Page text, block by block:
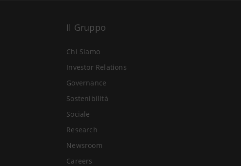
Il Gruppo
Chi Siamo
Investor Relations
Governance
Sostenibilità
Sociale
Research
Newsroom
Careers